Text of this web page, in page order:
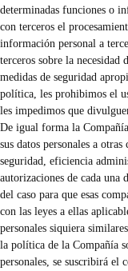
determinadas funciones o
con terceros el
información personal a
terceros sobre la
medidas de seguridad
política, les prohibimos el
les impedimos que
De igual forma la
sus datos personales a
seguridad, eficiencia
autorizaciones de cada una
del caso para que esas
con las leyes a ellas
personales siquiera
la política de la Compañía
personales, se suscribirá el